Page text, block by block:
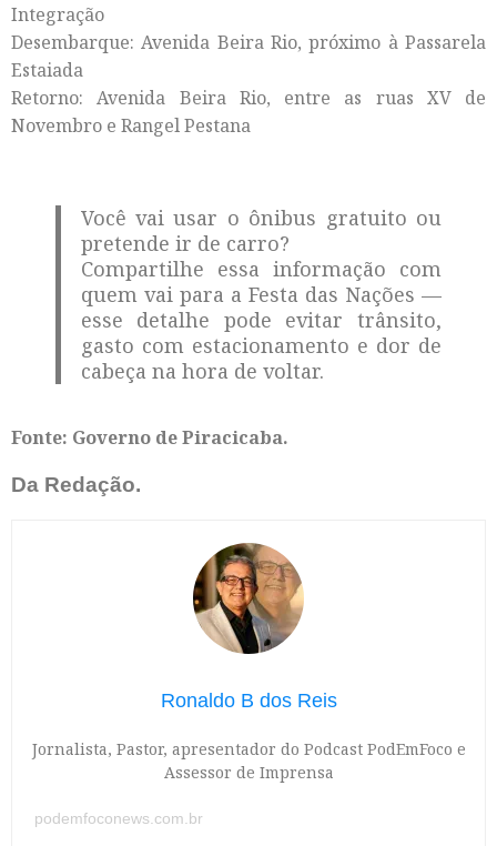
Integração
Desembarque: Avenida Beira Rio, próximo à Passarela
Estaiada
Retorno: Avenida Beira Rio, entre as ruas XV de
Novembro e Rangel Pestana
Você vai usar o ônibus gratuito ou
pretende ir de carro?
Compartilhe essa informação com
quem vai para a Festa das Nações —
esse detalhe pode evitar trânsito,
gasto com estacionamento e dor de
cabeça na hora de voltar.
Fonte: Governo de Piracicaba.
Da Redação.
Ronaldo B dos Reis
Jornalista, Pastor, apresentador do Podcast PodEmFoco e
Assessor de Imprensa
podemfoconews.com.br